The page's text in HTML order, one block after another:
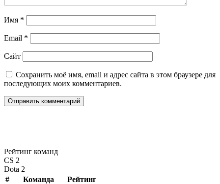
Имя *
Email *
Сайт
Сохранить моё имя, email и адрес сайта в этом браузере для
последующих моих комментариев.
Рейтинг команд
CS 2
Dota 2
#
Команда Рейтинг